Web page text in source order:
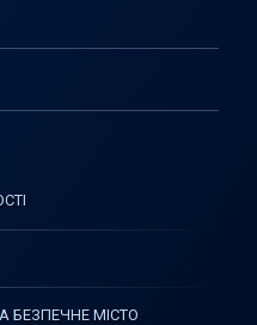
БЕЗПЕЧНЕ МІСТО